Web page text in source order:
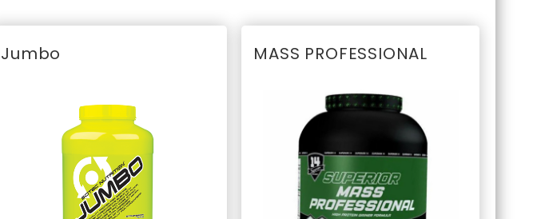
Jumbo MASS PROFESSIONAL